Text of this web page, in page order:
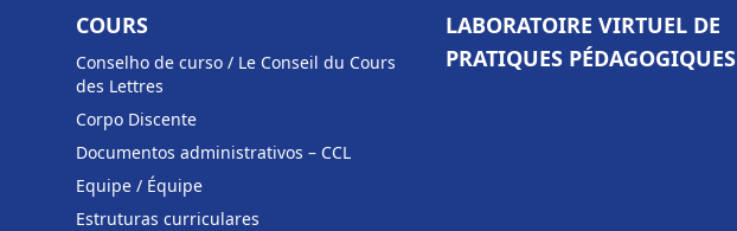
COURS
Conselho de curso / Le Conseil du Cours
des Lettres
Corpo Discente
Documentos administrativos – CCL
Equipe / Équipe
Estruturas curriculares
LABORATOIRE VIRTUEL DE
PRATIQUES PÉDAGOGIQUES